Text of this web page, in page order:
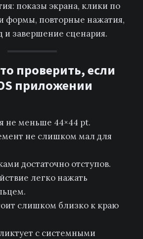
показы экрана, клики по
формы, повторные нажатия,
и завершение сценария.
проверить, если
приложении
не меньше 44×44 pt.
не слишком мал для
достаточно отступов.
легко нажать
слишком близко к краю
с системными